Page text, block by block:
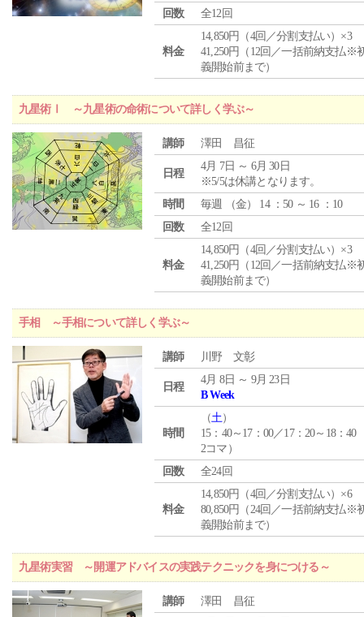
回数
全12回
料金
14,850円（4回／分割支払い）×3
41,250円（12回／一括前納支払※
義開始前まで）
九星術Ⅰ ～九星術の命術について詳しく学ぶ～
講師 澤田 昌征
日程
4月 7日 ～ 6月 30日
※5/5は休講となります。
時間
毎週 （金） 14 ：50 ～ 16 ：10
回数
全12回
料金
14,850円（4回／分割支払い）×3
41,250円（12回／一括前納支払※
義開始前まで）
手相 ～手相について詳しく学ぶ～
講師 川野 文彰
日程
4月 8日 ～ 9月 23日
B Week
時間
（土）
15：40～17：00／17：20～18：40
2コマ）
回数
全24回
料金
14,850円（4回／分割支払い）×6
80,850円（24回／一括前納支払※
義開始前まで）
九星術実習 ～開運アドバイスの実践テクニックを身につける～
講師 澤田 昌征